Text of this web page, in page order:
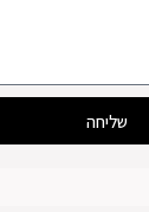
שליחה